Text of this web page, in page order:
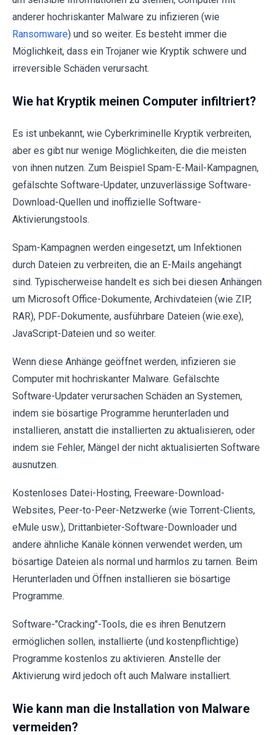
anderer hochriskanter Malware zu infizieren (wie
Ransomware) und so weiter. Es besteht immer die
Möglichkeit, dass ein Trojaner wie Kryptik schwere und
irreversible Schäden verursacht.
Wie hat Kryptik meinen Computer infiltriert?
Es ist unbekannt, wie Cyberkriminelle Kryptik verbreiten,
aber es gibt nur wenige Möglichkeiten, die die meisten
von ihnen nutzen. Zum Beispiel Spam-E-Mail-Kampagnen,
gefälschte Software-Updater, unzuverlässige Software-
Download-Quellen und inoffizielle Software-
Aktivierungstools.
Spam-Kampagnen werden eingesetzt, um Infektionen
durch Dateien zu verbreiten, die an E-Mails angehängt
sind. Typischerweise handelt es sich bei diesen Anhängen
um Microsoft Office-Dokumente, Archivdateien (wie ZIP,
RAR), PDF-Dokumente, ausführbare Dateien (wie.exe),
JavaScript-Dateien und so weiter.
Wenn diese Anhänge geöffnet werden, infizieren sie
Computer mit hochriskanter Malware. Gefälschte
Software-Updater verursachen Schäden an Systemen,
indem sie bösartige Programme herunterladen und
installieren, anstatt die installierten zu aktualisieren, oder
indem sie Fehler, Mängel der nicht aktualisierten Software
ausnutzen.
Kostenloses Datei-Hosting, Freeware-Download-
Websites, Peer-to-Peer-Netzwerke (wie Torrent-Clients,
eMule usw.), Drittanbieter-Software-Downloader und
andere ähnliche Kanäle können verwendet werden, um
bösartige Dateien als normal und harmlos zu tarnen. Beim
Herunterladen und Öffnen installieren sie bösartige
Programme.
Software-"Cracking"-Tools, die es ihren Benutzern
ermöglichen sollen, installierte (und kostenpflichtige)
Programme kostenlos zu aktivieren. Anstelle der
Aktivierung wird jedoch oft auch Malware installiert.
Wie kann man die Installation von Malware
vermeiden?